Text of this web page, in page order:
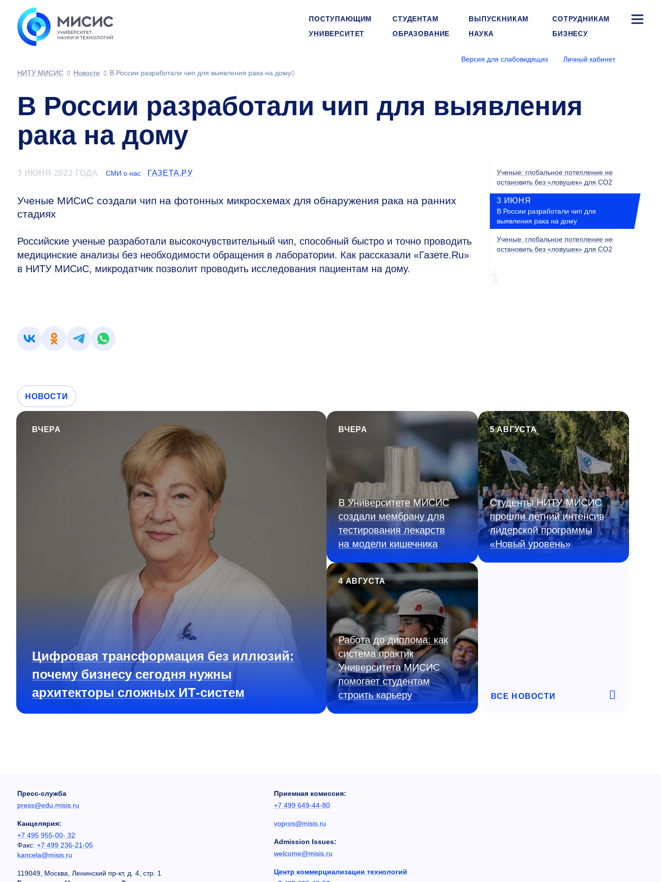
ПОСТУПАЮЩИМ СТУДЕНТАМ ВЫПУСКНИКАМ
СОТРУДНИКАМ
УНИВЕРСИТЕТ
ОБРАЗОВАНИЕ НАУКА БИЗНЕСУ
Версия для слабовидящих
Личный кабинет
НИТУ МИСИС
Новости В России разработали чип для выявления рака на дому
В России разработали чип для выявления
рака на дому
3 ИЮНЯ 2022 ГОДА СМИ о нас ГАЗЕТА.РУ
Ученые МИСиС создали чип на фотонных микросхемах для обнаружения рака на ранних
стадиях
Российские ученые разработали высокочувствительный чип, способный быстро и точно проводить
медицинские анализы без необходимости обращения в лаборатории. Как рассказали «Газете.Ru»
в НИТУ МИСиС, микродатчик позволит проводить исследования пациентам на дому.
Ученые: глобальное потепление не
остановить без «ловушек» для CO2
3 ИЮНЯ
В России разработали чип для
выявления рака на дому
Ученые: глобальное потепление не
остановить без «ловушек» для CO2
НОВОСТИ
ВЧЕРА
Цифровая трансформация без иллюзий:
почему бизнесу сегодня нужны
архитекторы сложных ИТ-систем
ВЧЕРА
В Университете МИСИС
создали мембрану для
тестирования лекарств
на модели кишечника
5 АВГУСТА
Студенты НИТУ МИСИС
прошли летний интенсив
лидерской программы
«Новый уровень»
4 АВГУСТА
Работа до диплома: как
система практик
Университета МИСИС
помогает студентам
строить карьеру
ВСЕ НОВОСТИ
Пресс-служба
press@edu.misis.ru
Канцелярия:
+7 495 955-00- 32
Факс: +7 499 236-21-05
kancela@misis.ru
119049, Москва, Ленинский пр-кт, д. 4, стр. 1
Приемная комиссия:
+7 499 649-44-80
vopros@misis.ru
Admission Issues:
welcome@misis.ru
Центр коммерциализации технологий